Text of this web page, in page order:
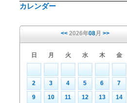
カレンダー
<< 2026年08月 >>
日 月 火 水 木 金
2 3 4 5 6 7
9 10 11 12 13 14